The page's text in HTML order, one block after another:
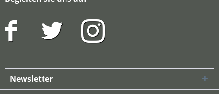
Newsletter